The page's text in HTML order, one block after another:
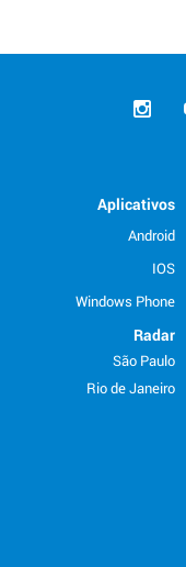
Aplicativos
Android
IOS
Windows Phone
Radar
São Paulo
Rio de Janeiro